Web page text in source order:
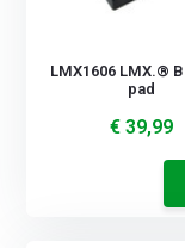
LMX1606 LMX.®
pad
€ 39,99